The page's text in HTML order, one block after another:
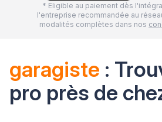
* Eligible au paiement dès
l'entreprise recommandée au
modalités complètes dans nos
garagiste :
pro près de